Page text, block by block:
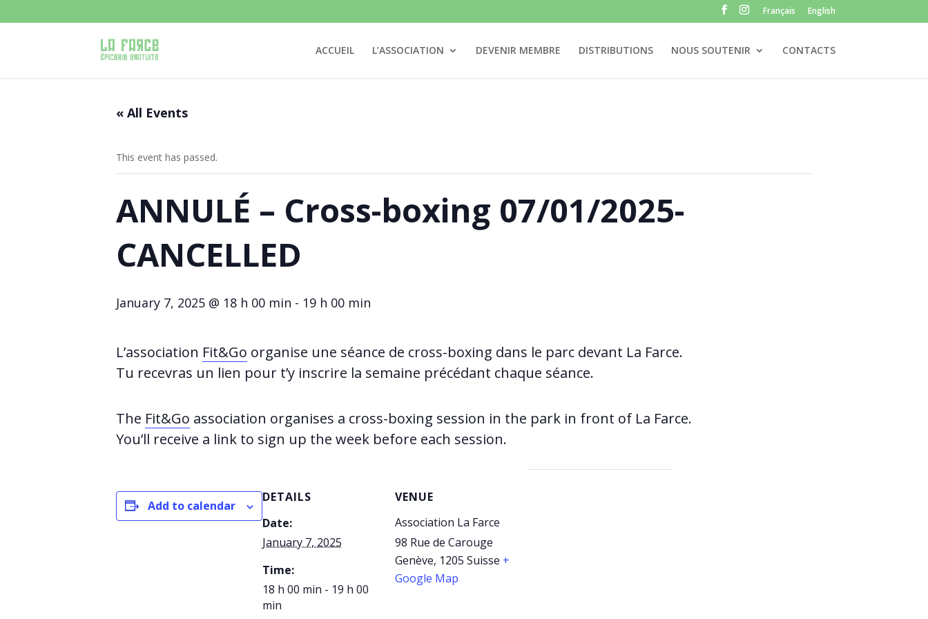
Français English
ACCUEIL L’ASSOCIATION DEVENIR MEMBRE DISTRIBUTIONS NOUS SOUTENIR CONTACTS
« All Events
This event has passed.
ANNULÉ – Cross-boxing 07/01/2025-
CANCELLED
January 7, 2025 @ 18 h 00 min - 19 h 00 min
L’association Fit&Go organise une séance de cross-boxing dans le parc devant La Farce.
Tu recevras un lien pour t’y inscrire la semaine précédant chaque séance.
The Fit&Go association organises a cross-boxing session in the park in front of La Farce.
You’ll receive a link to sign up the week before each session.
Add to calendar
DETAILS
Date:
January 7, 2025
Time:
18 h 00 min - 19 h 00
min
VENUE
Association La Farce
98 Rue de Carouge
Genève, 1205 Suisse +
Google Map